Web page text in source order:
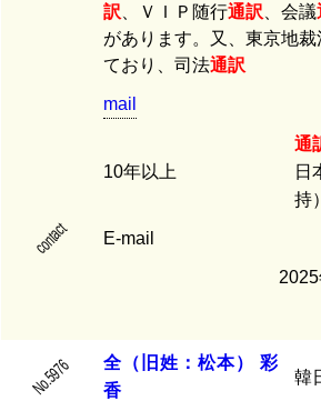
訳 、ＶＩＰ随行通訳 、会議
があります。又、東京地裁
ており、司法通訳
mail
10年以上
通
日
持）
contact E-mail
No.5976 全 （ 旧 姓 ： 松本）
彩
香
韓